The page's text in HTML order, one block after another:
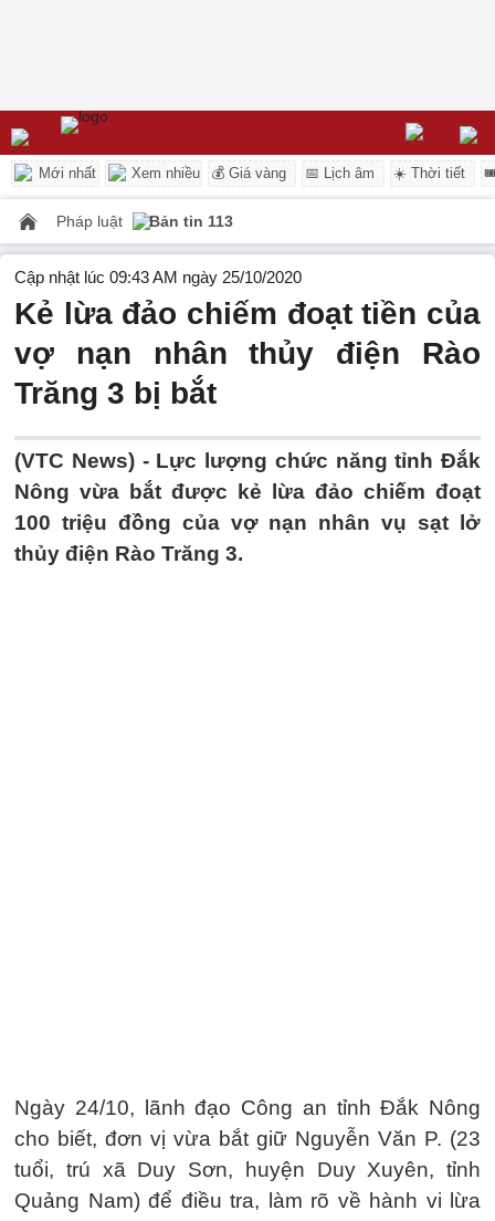
Mới nhất Xem nhiều 💰 Giá vàng 📅 Lịch âm ☀️ Thời tiết
Pháp luật Bản tin 113
Cập nhật lúc 09:43 AM ngày 25/10/2020
Kẻ lừa đảo chiếm đoạt tiền của
vợ nạn nhân thủy điện Rào
Trăng 3 bị bắt
(VTC News) - Lực lượng chức năng tỉnh Đắk
Nông vừa bắt được kẻ lừa đảo chiếm đoạt
100 triệu đồng của vợ nạn nhân vụ sạt lở
thủy điện Rào Trăng 3.
Ngày 24/10, lãnh đạo Công an tỉnh Đắk Nông
cho biết, đơn vị vừa bắt giữ Nguyễn Văn P. (23
tuổi, trú xã Duy Sơn, huyện Duy Xuyên, tỉnh
Quảng Nam) để điều tra, làm rõ về hành vi lừa